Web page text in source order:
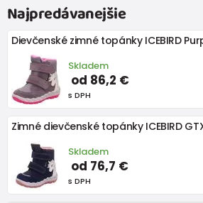
Najpredávanejšie
Skladem
od 86,2 €
s DPH
Skladem
od 76,7 €
s DPH